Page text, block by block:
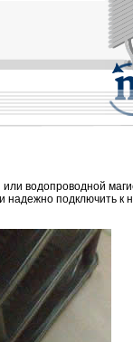
водопроводной
подключить к